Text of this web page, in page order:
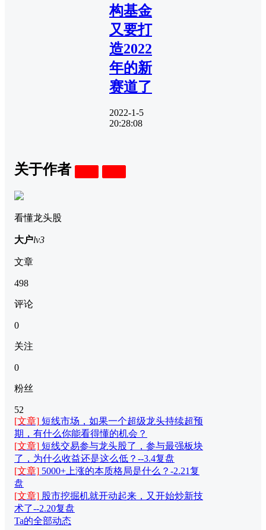
构基金
又要打
造2022
年的新
赛道了
2022-1-5
20:28:08
关于作者
看懂龙头股
大户lv3
文章
498
评论
0
关注
0
粉丝
52
[文章] 短线市场，如果一个超级龙头持续超预
期，有什么你能看得懂的机会？
[文章] 短线交易参与龙头股了，参与最强板块
了，为什么收益还是这么低？--3.4复盘
[文章] 5000+上涨的本质格局是什么？-2.21复
盘
[文章] 股市挖掘机就开动起来，又开始炒新技
术了--2.20复盘
Ta的全部动态